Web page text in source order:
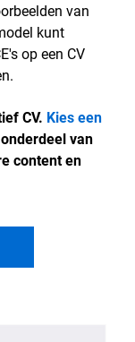
van
kunt
op een CV
CV. Kies een
van
content en